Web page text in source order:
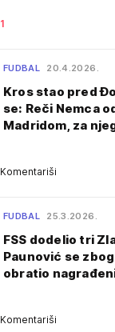
1
FUDBAL 20.4.2026.
Kros stao pred
se: Reči Nemca
Madridom, za
Komentariši
FUDBAL 25.3.2026.
FSS dodelio tri
Paunović se
obratio
Komentariši